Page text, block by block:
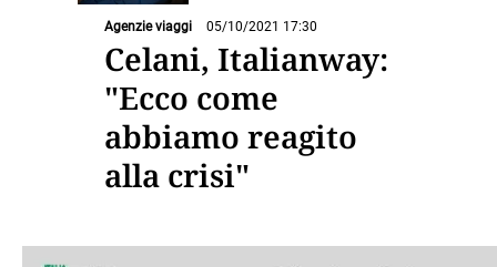
Agenzie viaggi 05/10/2021 17:30
Celani, Italianway:
"Ecco come
abbiamo reagito
alla crisi"